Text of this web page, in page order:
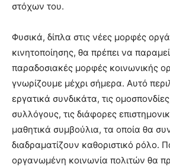
στόχων του.
Φυσικά, δίπλα στις νέες μορφές
κινητοποίησης, θα πρέπει να
παραδοσιακές μορφές κοινωνικής
γνωρίζουμε μέχρι σήμερα. Αυτό
εργατικά συνδικάτα, τις
συλλόγους, τις διάφορες
μαθητικά συμβούλια, τα οποία θα
διαδραματίζουν καθοριστικό ρόλο.
οργανωμένη κοινωνία πολιτών θα